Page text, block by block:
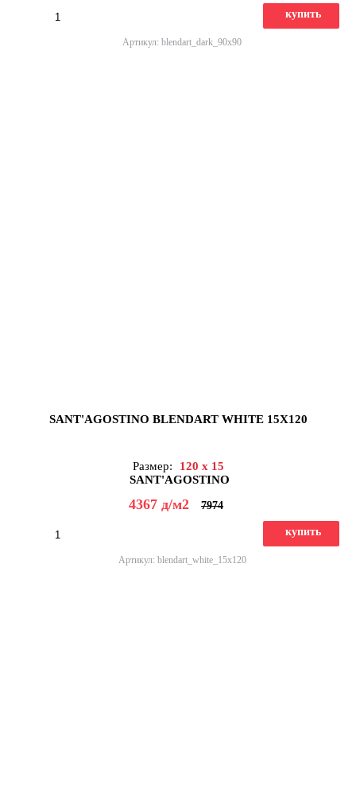
купить
Артикул: blendart_dark_90x90
SANT'AGOSTINO BLENDART WHITE 15X120
Размер:
120 x 15
SANT'AGOSTINO
4367 д/м2 7974
купить
Артикул: blendart_white_15x120